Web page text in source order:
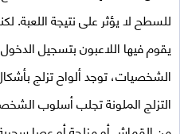
للسطح لا يؤثر على نتيجة اللعبة.
يقوم فيها اللاعبون بتسجيل
الشخصيات، توجد ألواح تزلج
التزلج الملونة تجلب أسلوب